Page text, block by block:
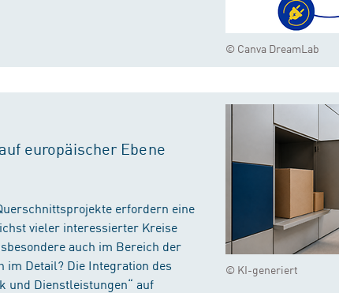
© Canva DreamLab
© KI-generiert
europäischer Ebene
erfordern eine
vieler interessierter Kreise
auch im Bereich der
im Detail? Die Integration des
und Dienstleistungen“ auf